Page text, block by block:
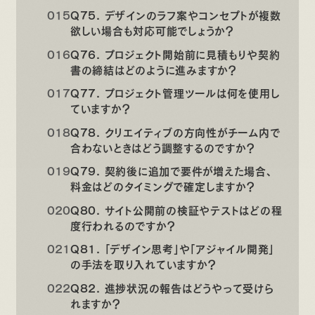
Q75. デザインのラフ案やコンセプトが複数
欲しい場合も対応可能でしょうか？
Q76. プロジェクト開始前に見積もりや契約
書の締結はどのように進みますか？
Q77. プロジェクト管理ツールは何を使用し
ていますか？
Q78. クリエイティブの方向性がチーム内で
合わないときはどう調整するのですか？
Q79. 契約後に追加で要件が増えた場合、
料金はどのタイミングで確定しますか？
Q80. サイト公開前の検証やテストはどの程
度行われるのですか？
Q81. 「デザイン思考」や「アジャイル開発」
の手法を取り入れていますか？
Q82. 進捗状況の報告はどうやって受けら
れますか？